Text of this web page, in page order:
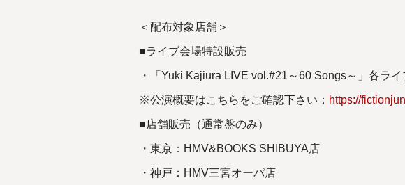
＜配布対象店舗＞
■ライブ会場特設販売
・「Yuki Kajiura LIVE vol.#21～60 Songs～」各ラ
※公演概要はこちらをご確認下さい： https://
■店舗販売（通常盤のみ）
・東京：HMV&BOOKS SHIBUYA店
・神戸：HMV三宮オーパ店